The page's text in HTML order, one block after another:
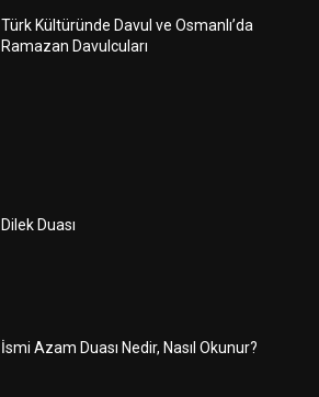
Türk Kültüründe Davul ve Osmanlı’da
Ramazan Davulcuları
Dilek Duası
İsmi Azam Duası Nedir, Nasıl Okunur?